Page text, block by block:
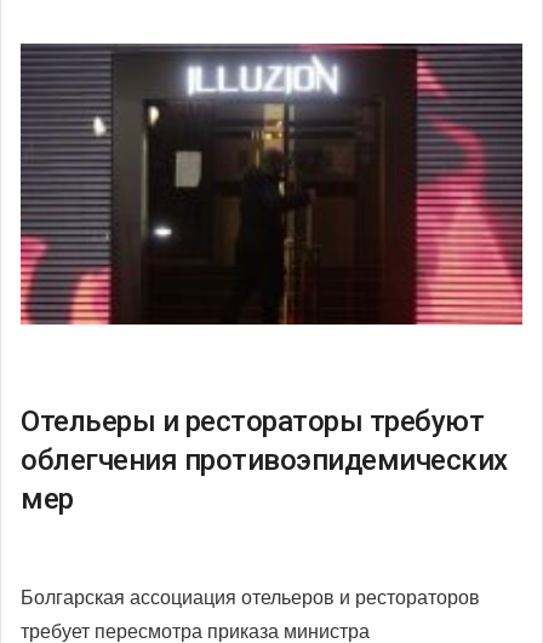
Отельеры и рестораторы требуют
облегчения противоэпидемических
мер
Болгарская ассоциация отельеров и рестораторов
требует пересмотра приказа министра